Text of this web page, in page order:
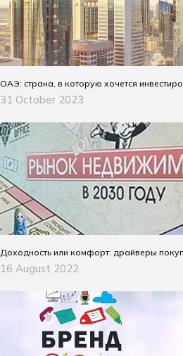
ОАЭ: страна, в которую хочется
31 October 2023
Доходность или комфорт: драйверы
16 August 2022